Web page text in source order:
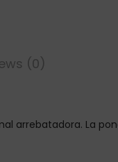
(0)
arrebatadora. La